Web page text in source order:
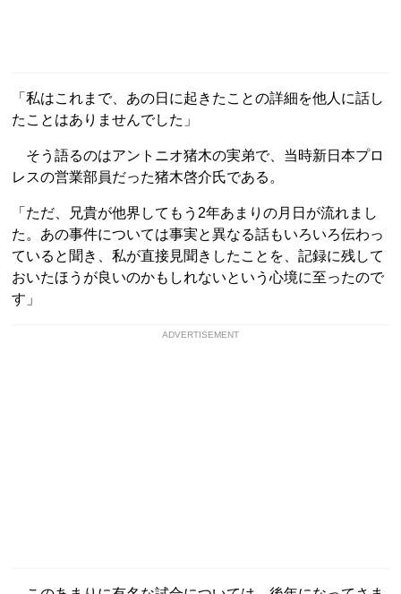
「私はこれまで、あの日に起きたことの詳細を他人に話し
たことはありませんでした」
そう語るのはアントニオ猪木の実弟で、当時新日本プロ
レスの営業部員だった猪木啓介氏である。
「ただ、兄貴が他界してもう2年あまりの月日が流れまし
た。あの事件については事実と異なる話もいろいろ伝わっ
ていると聞き、私が直接見聞きしたことを、記録に残して
おいたほうが良いのかもしれないという心境に至ったので
す」
ADVERTISEMENT